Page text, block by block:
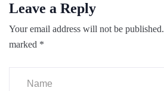
Leave a Reply
Your email address will not be published.
marked *